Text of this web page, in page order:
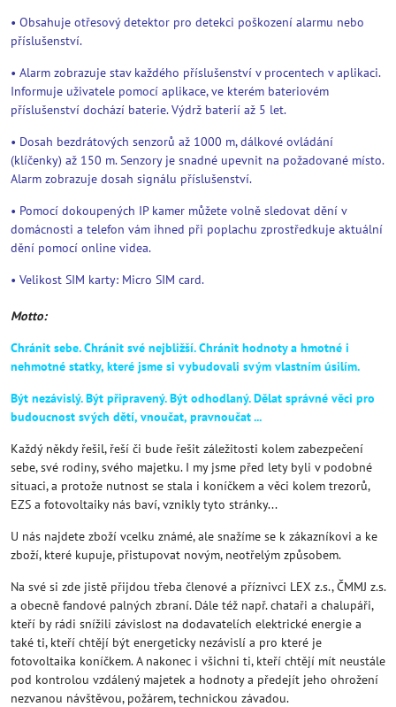
• Obsahuje otřesový detektor pro detekci poškození alarmu nebo
příslušenství.
• Alarm zobrazuje stav každého příslušenství v procentech v aplikaci.
Informuje uživatele pomocí aplikace, ve kterém bateriovém
příslušenství dochází baterie. Výdrž baterií až 5 let.
• Dosah bezdrátových senzorů až 1000 m, dálkové ovládání
(klíčenky) až 150 m. Senzory je snadné upevnit na požadované místo.
Alarm zobrazuje dosah signálu příslušenství.
• Pomocí dokoupených IP kamer můžete volně sledovat dění v
domácnosti a telefon vám ihned při poplachu zprostředkuje aktuální
dění pomocí online videa.
• Velikost SIM karty: Micro SIM card.
Motto:
Chránit sebe. Chránit své nejbližší. Chránit hodnoty a hmotné i
nehmotné statky, které jsme si vybudovali svým vlastním úsilím.
Být nezávislý. Být připravený. Být odhodlaný. Dělat správné věci pro
budoucnost svých dětí, vnoučat, pravnoučat ...
Každý někdy řešil, řeší či bude řešit záležitosti kolem zabezpečení
sebe, své rodiny, svého majetku. I my jsme před lety byli v podobné
situaci, a protože nutnost se stala i koníčkem a věci kolem trezorů,
EZS a fotovoltaiky nás baví, vznikly tyto stránky...
U nás najdete zboží vcelku známé, ale snažíme se k zákazníkovi a ke
zboží, které kupuje, přistupovat novým, neotřelým způsobem.
Na své si zde jistě přijdou třeba členové a příznivci LEX z.s., ČMMJ z.s.
a obecně fandové palných zbraní. Dále též např. chataři a chalupáři,
kteří by rádi snížili závislost na dodavatelích elektrické energie a
také ti, kteří chtějí být energeticky nezávislí a pro které je
fotovoltaika koníčkem. A nakonec i všichni ti, kteří chtějí mít neustále
pod kontrolou vzdálený majetek a hodnoty a předejít jeho ohrožení
nezvanou návštěvou, požárem, technickou závadou.